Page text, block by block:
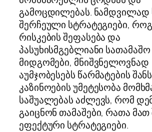
გამოცდილებას.
შერჩეული სტრატეგიები,
რისკების შეფასება და
პასუხისმგებლიანი სათამაშო
მიდგომები, მნიშვნელოვნად
აუმჯობესებს წარმატების
კაზინოების უმეტესობა
საშუალებას აძლევს, რომ
გაიცნონ თამაშები, რათა მათ
ეფექტური სტრატეგიები.